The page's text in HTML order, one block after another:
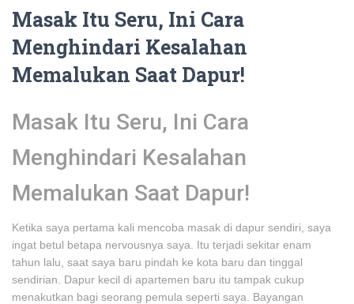
Masak Itu Seru, Ini Cara
Menghindari Kesalahan
Memalukan Saat Dapur!
Masak Itu Seru, Ini Cara
Menghindari Kesalahan
Memalukan Saat Dapur!
Ketika saya pertama kali mencoba masak di dapur sendiri, saya
ingat betul betapa nervousnya saya. Itu terjadi sekitar enam
tahun lalu, saat saya baru pindah ke kota baru dan tinggal
sendirian. Dapur kecil di apartemen baru itu tampak cukup
menakutkan bagi seorang pemula seperti saya. Bayangan